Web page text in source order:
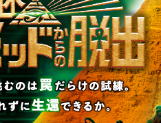
・コラボレ
のご質問や